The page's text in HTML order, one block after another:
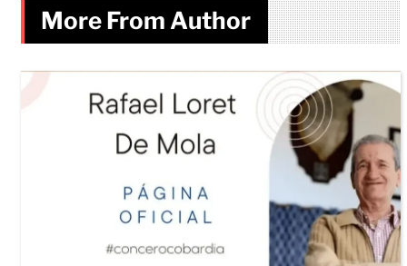
More From Author